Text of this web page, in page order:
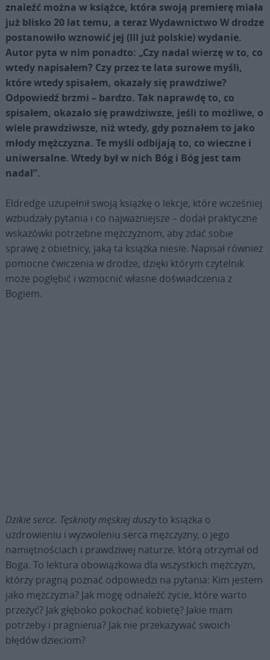
znaleźć można w książce, która swoją premierę miała
już blisko 20 lat temu, a teraz Wydawnictwo W drodze
postanowiło wznowić jej (III już polskie) wydanie.
Autor pyta w nim ponadto: „Czy nadal wierzę w to, co
wtedy napisałem? Czy przez te lata surowe myśli,
które wtedy spisałem, okazały się prawdziwe?
Odpowiedź brzmi – bardzo. Tak naprawdę to, co
spisałem, okazało się prawdziwsze, jeśli to możliwe, o
wiele prawdziwsze, niż wtedy, gdy poznałem to jako
młody mężczyzna. Te myśli odbijają to, co wieczne i
uni­wersalne. Wtedy był w nich Bóg i Bóg jest tam
nadal”.
Eldredge uzupełnił swoją książkę o lekcje, które wcześniej
wzbudzały pytania i co najważniejsze – dodał praktyczne
wskazówki potrzebne mężczyznom, aby zdać sobie
sprawę z obiet­nicy, jaką ta książka niesie. Napisał również
pomocne ćwiczenia w drodze, dzięki którym czytelnik
może pogłębić i wzmocnić własne doświadczenia z
Bogiem.
Dzikie serce. Tęsknoty męskiej duszyto książka o
uzdrowieniu i wyzwo­leniu serca mężczyzny, o jego
namiętnościach i prawdziwej naturze, którą otrzymał od
Boga. To lektura obowiązkowa dla wszystkich mężczyzn,
którzy pragną poznać odpowiedzi na pytania: Kim jestem
jako mężczyzna? Jak mogę odnaleźć życie, które warto
przeżyć? Jak głęboko pokochać kobietę? Jakie mam
potrzeby i pragnienia? Jak nie przekazywać swoich
błędów dzieciom?